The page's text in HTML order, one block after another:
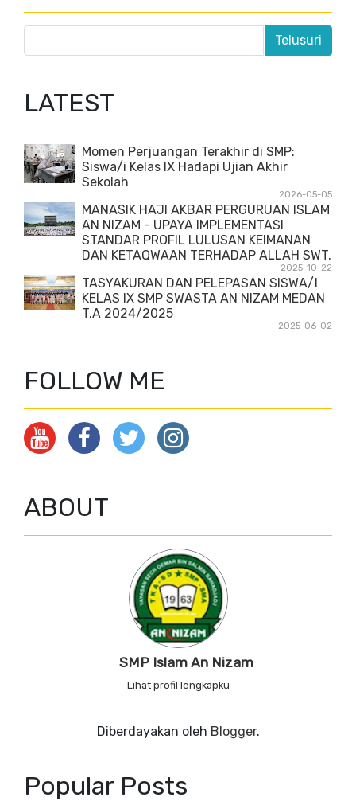
LATEST
Momen Perjuangan Terakhir di SMP:
Siswa/i Kelas IX Hadapi Ujian Akhir
Sekolah
2026-05-05
MANASIK HAJI AKBAR PERGURUAN ISLAM
AN NIZAM - UPAYA IMPLEMENTASI
STANDAR PROFIL LULUSAN KEIMANAN
DAN KETAQWAAN TERHADAP ALLAH SWT.
2025-10-22
TASYAKURAN DAN PELEPASAN SISWA/I
KELAS IX SMP SWASTA AN NIZAM MEDAN
T.A 2024/2025
2025-06-02
FOLLOW ME
ABOUT
SMP Islam An Nizam
Lihat profil lengkapku
Diberdayakan oleh Blogger.
Popular Posts